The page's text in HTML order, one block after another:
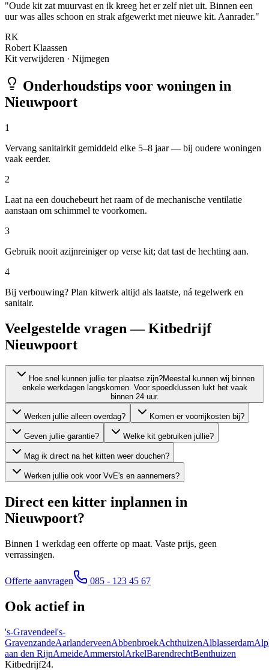
"Oude kit zat muurvast en ik kreeg het er zelf niet uit. Binnen een
uur was alles schoon en strak afgewerkt met nieuwe kit. Aanrader."
RK
Robert Klaassen
Kit verwijderen · Nijmegen
Onderhoudstips voor woningen in
Nieuwpoort
1
Vervang sanitairkit gemiddeld elke 5–8 jaar — bij oudere woningen
vaak eerder.
2
Laat na een douchebeurt het raam of de mechanische ventilatie
aanstaan om schimmel te voorkomen.
3
Gebruik nooit azijnreiniger op verse kit; dat tast de hechting aan.
4
Bij verbouwing? Plan kitwerk altijd als laatste, ná tegelwerk en
sanitair.
Veelgestelde vragen — Kitbedrijf
Nieuwpoort
Hoe snel kunnen jullie ter plaatse zijn?Meestal kunnen wij binnen
enkele werkdagen langskomen. Voor spoedklussen lukt het vaak
binnen 24 uur.
Werken jullie alleen overdag? Komen er voorrijkosten bij?
Geven jullie garantie? Welke kit gebruiken jullie?
Mag ik direct na het kitten weer douchen?
Werken jullie ook voor VvE's en aannemers?
Direct een kitter inplannen in
Nieuwpoort?
Binnen 1 werkdag een offerte op maat. Vaste prijs, geen
verrassingen.
Offerte aanvragen 085 - 123 45 67
Ook actief in
's-Gravendeel's-
GravenzandeAarlanderveenAbbenbroekAchthuizenAlblasserdam
aan den RijnAmeideAmmerstolArkelBarendrechtBenthuizen
Kitbedrijf24.